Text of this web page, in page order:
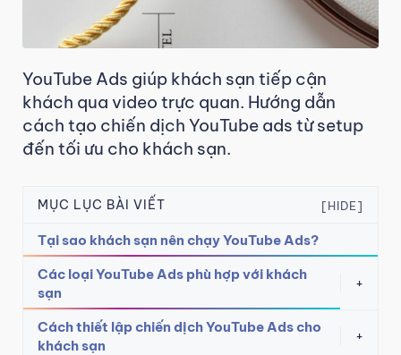
YouTube Ads giúp khách sạn tiếp cận
khách qua video trực quan. Hướng dẫn
cách tạo chiến dịch YouTube ads từ setup
đến tối ưu cho khách sạn.
MỤC LỤC BÀI VIẾT [HIDE]
Tại sao khách sạn nên chạy YouTube Ads?
Các loại YouTube Ads phù hợp với khách
sạn
+
Cách thiết lập chiến dịch YouTube Ads cho
khách sạn
+